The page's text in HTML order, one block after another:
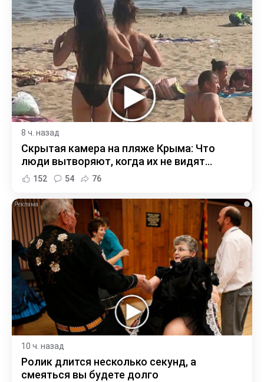
8 ч. назад
Скрытая камера на пляже Крыма: Что
люди вытворяют, когда их не видят...
152 54 76
i
10 ч. назад
Ролик длится несколько секунд, а
смеяться вы будете долго